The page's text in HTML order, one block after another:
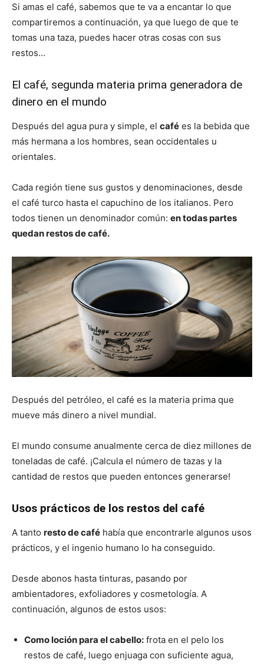
Si amas el café, sabemos que te va a encantar lo que
compartiremos a continuación, ya que luego de que te
tomas una taza, puedes hacer otras cosas con sus
restos…
El café, segunda materia prima generadora de
dinero en el mundo
Después del agua pura y simple, el café es la bebida que
más hermana a los hombres, sean occidentales u
orientales.
Cada región tiene sus gustos y denominaciones, desde
el café turco hasta el capuchino de los italianos. Pero
todos tienen un denominador común: en todas partes
quedan restos de café.
Después del petróleo, el café es la materia prima que
mueve más dinero a nivel mundial.
El mundo consume anualmente cerca de diez millones de
toneladas de café. ¡Calcula el número de tazas y la
cantidad de restos que pueden entonces generarse!
Usos prácticos de los restos del café
A tanto resto de café había que encontrarle algunos usos
prácticos, y el ingenio humano lo ha conseguido.
Desde abonos hasta tinturas, pasando por
ambientadores, exfoliadores y cosmetología. A
continuación, algunos de estos usos:
Como loción para el cabello: frota en el pelo los
restos de café, luego enjuaga con suficiente agua,